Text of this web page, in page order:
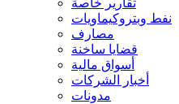
تقارير خاصة
نفط وبتروكيماويات
مصارف
قضايا ساخنة
أسواق مالية
أخبار الشركات
مدونات